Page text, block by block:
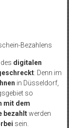
Bezahlens
digitalen
: Denn im
in Düsseldorf,
so
mit dem
bezahltwerden
sein.